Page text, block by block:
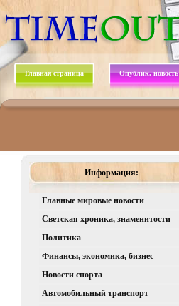
Главная страница Опублик. новость
Информация:
Главные мировые новости
Светская хроника, знаменитости
Политика
Финансы, экономика, бизнес
Новости спорта
Автомобильный транспорт